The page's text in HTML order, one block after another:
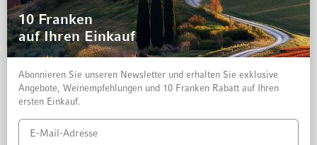
Datenschutz und Disclaimer
10 Franken
auf Ihren Einkauf
Abonnieren Sie unseren Newsletter und erhalten Sie exklusive
Angebote, Weinempfehlungen und 10 Franken Rabatt auf Ihren
ersten Einkauf.